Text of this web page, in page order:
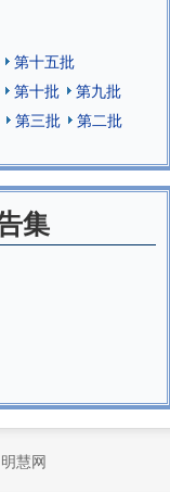
第十五批
第十批
第九批
第三批
第二批
集
明慧网